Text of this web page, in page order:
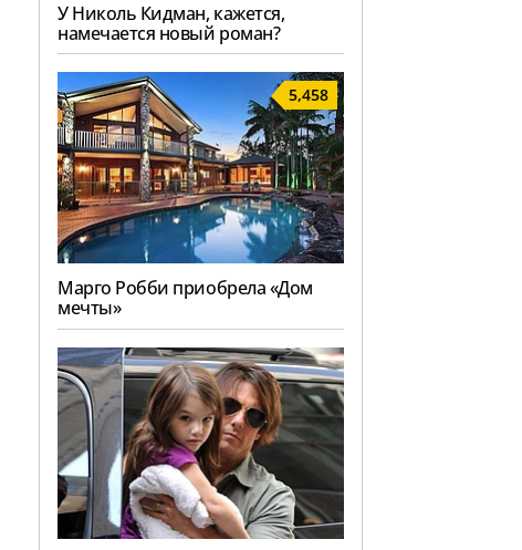
У Николь Кидман, кажется,
намечается новый роман?
5,458
Марго Робби приобрела «Дом
мечты»